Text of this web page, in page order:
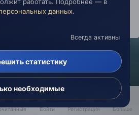
Настройки cookies
2026 Живая Эзотерика
Войти Регистрация Больше
данных.
Всегда активны
статистику
необходимые